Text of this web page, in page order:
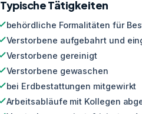
Typische Tätigkeiten
behördliche Formalitäten für
Verstorbene aufgebahrt und
Verstorbene gereinigt
Verstorbene gewaschen
bei Erdbestattungen mitgewirkt
Arbeitsabläufe mit Kollegen